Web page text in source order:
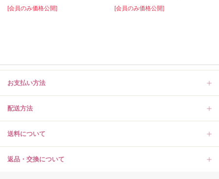
[会員のみ価格公開] [会員のみ価格公開]
お支払い方法
配送方法
送料について
返品・交換について